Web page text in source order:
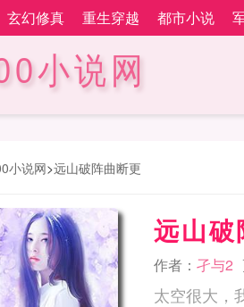
玄幻修真 重生穿越 都市小说
小说网
小说网>远山破阵曲断更
远山破
作者： 孑与2
太空很大，